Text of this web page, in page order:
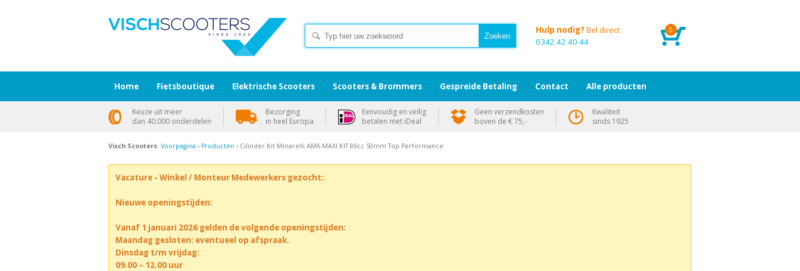
0
Hulp nodig? Bel direct
0342 42 40 44
Visch Scooters: Voorpagina › Producten › Cilinder Kit Minarelli AM6 MAXI KIT 86cc 50mm Top Performance
Vacature - Winkel / Monteur Medewerkers gezocht:
Nieuwe openingstijden:
Vanaf 1 januari 2026 gelden de volgende openingstijden:
Maandag gesloten: eventueel op afspraak.
Dinsdag t/m vrijdag:
09.00 – 12.00 uur
Home Fietsboutique Elektrische Scooters Scooters & Brommers Gespreide Betaling Contact Alle producten
Keuze uit meer
dan 40.000 onderdelen
Bezorging
in heel Europa
Eenvoudig en veilig
betalen met iDeal
Geen verzendkosten
boven de € 75,-
Kwaliteit
sinds 1925